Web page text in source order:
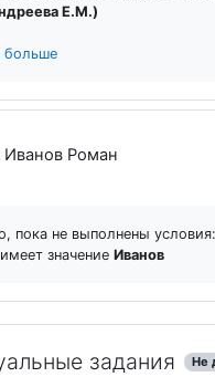
Е.М.)
больше
Роман
пока не выполнены
имеет значение Иванов
задания Не